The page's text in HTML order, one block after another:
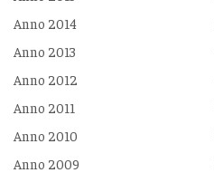
Anno 2014
Anno 2013
Anno 2012
Anno 2011
Anno 2010
Anno 2009